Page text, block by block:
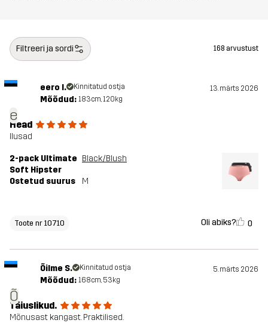
Filtreeri ja sordi 168 arvustust
e
eero l. Kinnitatud ostja 13. märts 2026
Mõõdud: 183cm, 120kg
Head
Ilusad
2-pack Ultimate
Soft Hipster
Black/Blush
Ostetud suurus M
Toote nr 10710 Oli abiks? 0
Õ
Õilme S. Kinnitatud ostja 5. märts 2026
Mõõdud: 168cm, 53kg
Täiuslikud.
Mõnusast kangast. Praktilised.